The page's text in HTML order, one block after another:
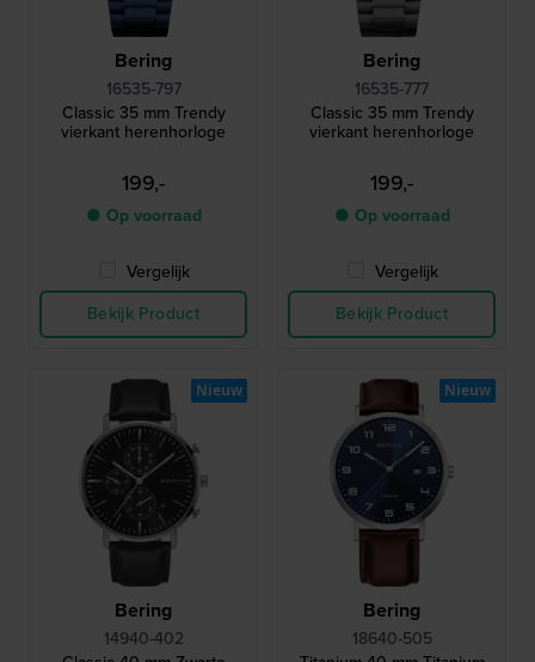
Bering
16535-797
Classic 35 mm Trendy
vierkant herenhorloge
199,-
● Op voorraad
Vergelijk
Bekijk Product
Bering
16535-777
Classic 35 mm Trendy
vierkant herenhorloge
199,-
● Op voorraad
Vergelijk
Bekijk Product
Bering
14940-402
Nieuw
Bering
18640-505
Nieuw